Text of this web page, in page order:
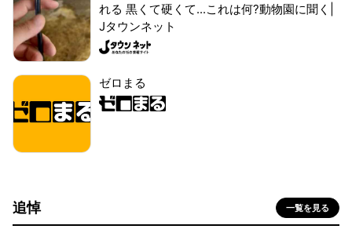
れる 黒くて硬くて...これは何?動物園に聞く|
Jタウンネット
ゼロまる
追悼 一覧を見る